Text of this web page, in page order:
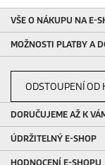
VŠE O NÁKUPU NA E-
MOŽNOSTI PLATBY A
ODSTOUPENÍ OD
DORUČUJEME AŽ K
ÚDRŽITELNÝ E-SHOP
HODNOCENÍ E-SHOPU